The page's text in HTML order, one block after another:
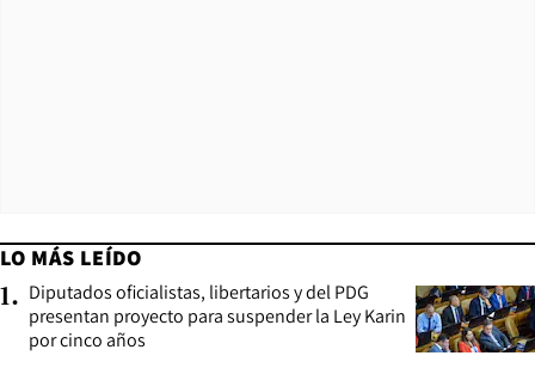
LO MÁS LEÍDO
1. Diputados oficialistas, libertarios y del PDG
presentan proyecto para suspender la Ley Karin
por cinco años